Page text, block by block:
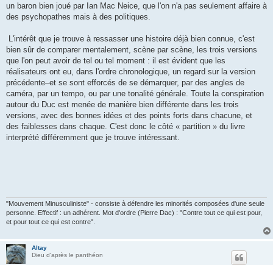
un baron bien joué par Ian Mac Neice, que l'on n'a pas seulement affaire à
des psychopathes mais à des politiques.
L'intérêt que je trouve à ressasser une histoire déjà bien connue, c'est
bien sûr de comparer mentalement, scène par scène, les trois versions
que l'on peut avoir de tel ou tel moment : il est évident que les
réalisateurs ont eu, dans l'ordre chronologique, un regard sur la version
précédente–et se sont efforcés de se démarquer, par des angles de
caméra, par un tempo, ou par une tonalité générale. Toute la conspiration
autour du Duc est menée de manière bien différente dans les trois
versions, avec des bonnes idées et des points forts dans chacune, et
des faiblesses dans chaque. C'est donc le côté « partition » du livre
interprété différemment que je trouve intéressant.
"Mouvement Minusculiniste" - consiste à défendre les minorités composées d'une seule
personne. Effectif : un adhérent. Mot d'ordre (Pierre Dac) : "Contre tout ce qui est pour,
et pour tout ce qui est contre".
Altay
Dieu d'après le panthéon